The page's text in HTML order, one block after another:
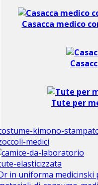
Casacca medico
Tute per